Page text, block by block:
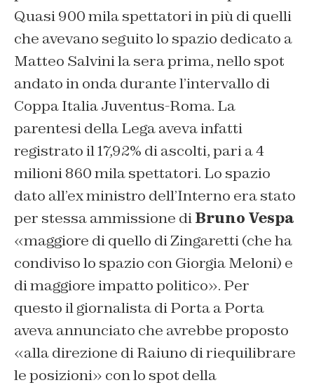
Quasi 900 mila spettatori in più di quelli
che avevano seguito lo spazio dedicato a
Matteo Salvini la sera prima, nello spot
andato in onda durante l’intervallo di
Coppa Italia Juventus-Roma. La
parentesi della Lega aveva infatti
registrato il 17,92% di ascolti, pari a 4
milioni 860 mila spettatori. Lo spazio
dato all’ex ministro dell’Interno era stato
per stessa ammissione diBruno Vespa
«maggiore di quello di Zingaretti (che ha
condiviso lo spazio con Giorgia Meloni) e
di maggiore impatto politico». Per
questo il giornalista di Porta a Porta
aveva annunciato che avrebbe proposto
«alla direzione di Raiuno di riequilibrare
le posizioni» con lo spot della